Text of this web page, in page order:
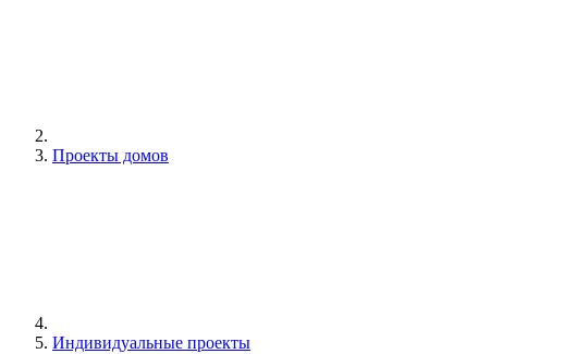
Проекты домов
Индивидуальные проекты